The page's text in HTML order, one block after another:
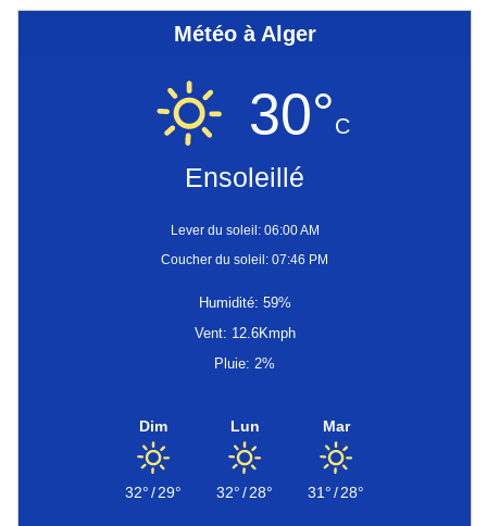
Météo à Alger
30°C
Ensoleillé
Lever du soleil: 06:00 AM
Coucher du soleil: 07:46 PM
Humidité: 59%
Vent: 12.6Kmph
Pluie: 2%
Dim
32°/29°
Lun
32°/28°
Mar
31°/28°